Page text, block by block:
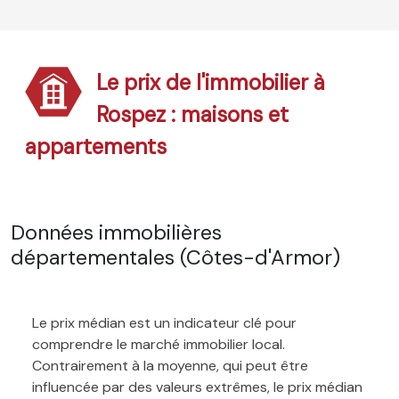
Le prix de l'immobilier à
Rospez : maisons et
appartements
Données immobilières
départementales (Côtes-d'Armor)
Le prix médian est un indicateur clé pour
comprendre le marché immobilier local.
Contrairement à la moyenne, qui peut être
influencée par des valeurs extrêmes, le prix médian